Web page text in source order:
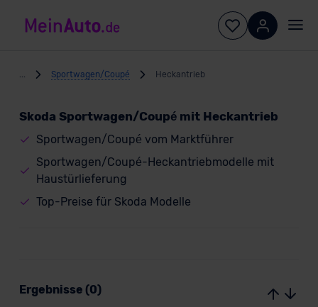
Sportwagen/Coupé Heckantrieb
Skoda Sportwagen/Coupé mit Heckantrieb
Sportwagen/Coupé vom Marktführer
Sportwagen/Coupé-Heckantriebmodelle mit
Haustürlieferung
Top-Preise für Skoda Modelle
Ergebnisse (0)